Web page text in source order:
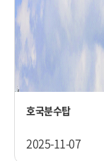
호국분수탑
2025-11-07